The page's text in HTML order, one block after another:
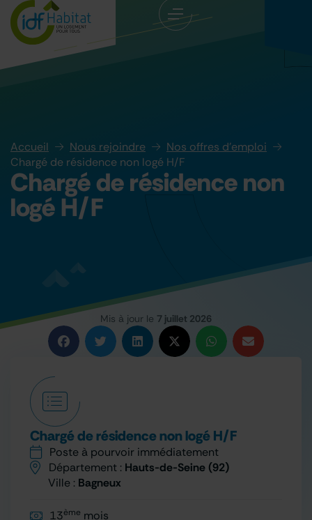
Accueil Nous rejoindre
Nos offres d’emploi
Chargé de résidence non logé H/F
Chargé de résidence non
logé H/F
Mis à jour le 7 juillet 2026
Chargé de résidence non logé H/F
Poste à pourvoir immédiatement
Département : Hauts-de-Seine (92)
Ville : Bagneux
13ème mois